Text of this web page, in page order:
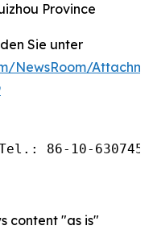
Province
Sie unter
NewsRoom/
86-10-
content "as is"